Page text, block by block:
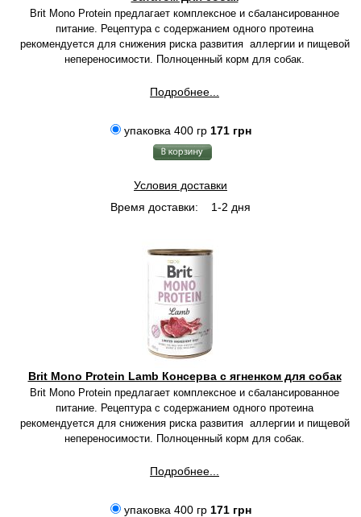
Brit Mono Protein предлагает комплексное и сбалансированное
питание. Рецептура с содержанием одного протеина
рекомендуется для снижения риска развития аллергии и пищевой
непереносимости. Полноценный корм для собак.
Подробнее...
упаковка 400 гр 171 грн
Условия доставки
Время доставки:
1-2 дня
Brit Mono Protein Lamb Консерва с ягненком для собак
Brit Mono Protein предлагает комплексное и сбалансированное
питание. Рецептура с содержанием одного протеина
рекомендуется для снижения риска развития аллергии и пищевой
непереносимости. Полноценный корм для собак.
Подробнее...
упаковка 400 гр 171 грн